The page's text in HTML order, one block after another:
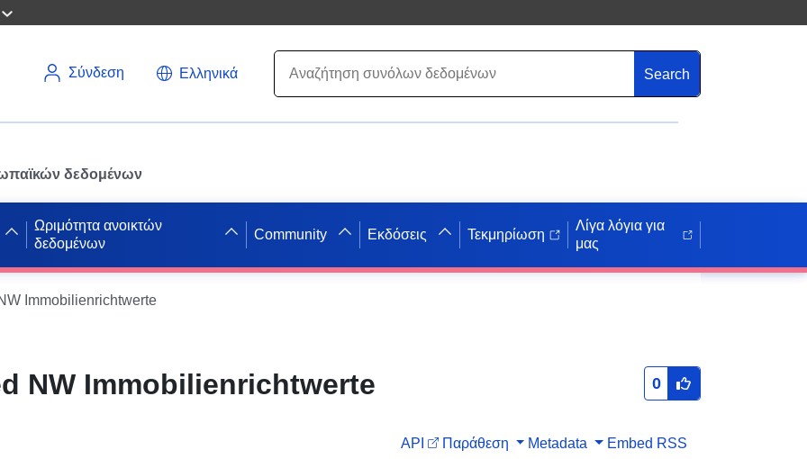
Σύνδεση Ελληνικά Search
δεδομένων
Ωριμότητα ανοικτών
δεδομένων
Community Εκδόσεις Τεκμηρίωση
Λίγα λόγια για
μας
Immobilienrichtwerte
NW Immobilienrichtwerte 0
API Παράθεση Metadata Embed RSS